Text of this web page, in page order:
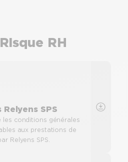
RH
SPS
les conditions générales
aux prestations de
Relyens SPS.